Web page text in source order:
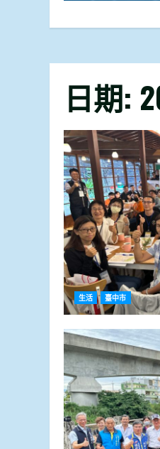
日期:
生活 臺中市